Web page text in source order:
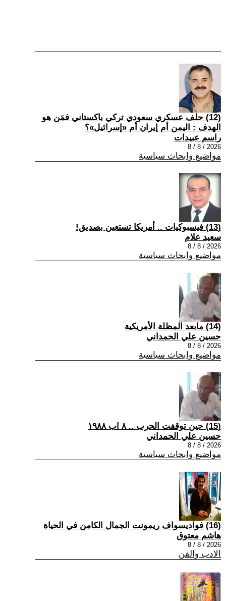
(12) حلف عسكري سعودي تركي باكستاني فمَن هو
الهدف : اليمن أم إيران أم «إسرائيل»؟
راسم عبيدات
2026 / 8 / 8
مواضيع وابحاث سياسية
(13) فيسبوكيات .. أمريكا تستعين بصديق!
سعيد علام
2026 / 8 / 8
مواضيع وابحاث سياسية
(14) مابعد المظلة الأمريكية
حسين علي الحمداني
2026 / 8 / 8
مواضيع وابحاث سياسية
(15) حين توقفت الحرب .. ٨ اب ١٩٨٨
حسين علي الحمداني
2026 / 8 / 8
مواضيع وابحاث سياسية
(16) فواديسواف ريمونت الجمال الكامن في الحياة
هاشم معتوق
2026 / 8 / 8
الادب والفن